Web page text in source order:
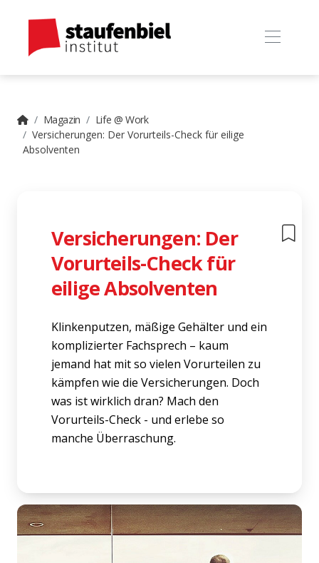
Magazin
Life @ Work
Versicherungen: Der Vorurteils-Check für eilige
Absolventen
Versicherungen: Der
Vorurteils-Check für
eilige Absolventen
Klinkenputzen, mäßige Gehälter und ein
komplizierter Fachsprech – kaum
jemand hat mit so vielen Vorurteilen zu
kämpfen wie die Versicherungen. Doch
was ist wirklich dran? Mach den
Vorurteils-Check - und erlebe so
manche Überraschung.